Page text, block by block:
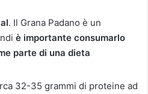
. Il Grana Padano è un
è importante consumarlo
parte di una dieta
32-35 grammi di proteine ad